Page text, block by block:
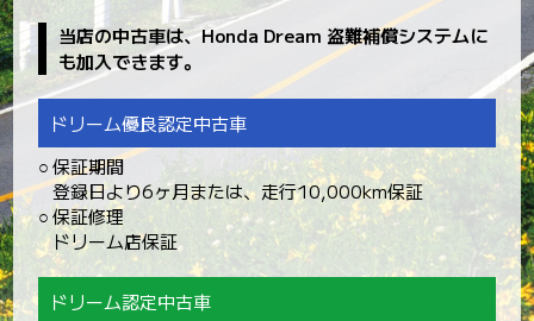
当店の中古車は、Honda Dream 盗難補償システムに
も加入できます。
ドリーム優良認定中古車
○ 保証期間
登録日より6ヶ月または、走行10,000km保証
○ 保証修理
ドリーム店保証
ドリーム認定中古車